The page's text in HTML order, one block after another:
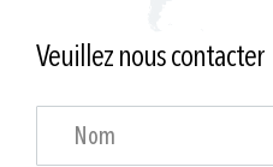
Veuillez nous contacter